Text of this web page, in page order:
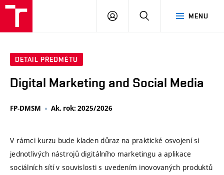
MENU
PŘIHLÁSIT
DETAIL PŘEDMĚTU
Digital Marketing and Social Media
FP-DMSM Ak. rok: 2025/2026
V rámci kurzu bude kladen důraz na praktické osvojení si
jednotlivých nástrojů digitálního marketingu a aplikace
sociálních sítí v souvislosti s uvedením inovovaných produktů